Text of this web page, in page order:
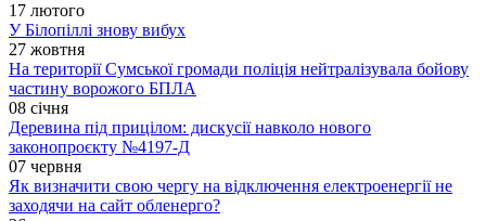
17 лютого
У Білопіллі знову вибух
27 жовтня
На території Сумської громади поліція нейтралізувала бойову
частину ворожого БПЛА
08 січня
Деревина під прицілом: дискусії навколо нового
законопроєкту №4197-Д
07 червня
Як визначити свою чергу на відключення електроенергії не
заходячи на сайт обленерго?